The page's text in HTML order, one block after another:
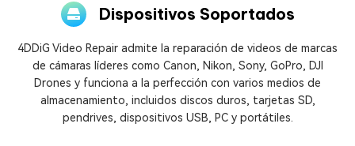
Dispositivos Soportados
4DDiG Video Repair admite la reparación de videos de marcas
de cámaras líderes como Canon, Nikon, Sony, GoPro, DJI
Drones y funciona a la perfección con varios medios de
almacenamiento, incluidos discos duros, tarjetas SD,
pendrives, dispositivos USB, PC y portátiles.